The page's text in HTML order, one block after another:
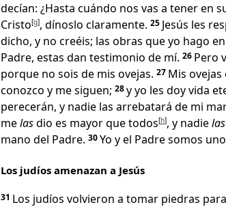
decían: ¿Hasta cuándo nos vas a tener en
Cristo[g], dínoslo claramente. 25 Jesús les
dicho, y no creéis; las obras que yo hago
Padre, estas dan testimonio de mí. 26 Pero
porque no sois de mis ovejas. 27 Mis ovejas
conozco y me siguen; 28y yo les doy vida
perecerán, y nadie las arrebatará de mi
melasdio es mayor que todos[h], y nadielas
mano del Padre. 30Yo y el Padre somos uno
Los judíos amenazan a Jesús
31 Los judíos volvieron a tomar piedras